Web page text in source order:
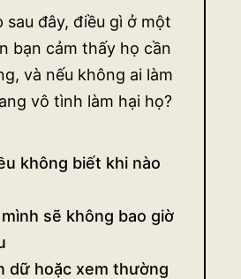
đây, điều gì ở một
bạn cảm thấy họ cần
và nếu không ai làm
vô tình làm hại họ?
không biết khi nào
sẽ không bao giờ
dữ hoặc xem thường